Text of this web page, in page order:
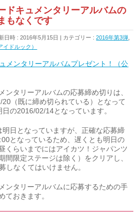
ドキュメンタリーアルバムの
もなくです
日時 : 2016年5月15日 カテゴリー :2016年第3弾
イドルック）
メンタリーアルバムプレゼント！（公
ンタリーアルバムの応募締め切りは、
（既に締め切られている）となって
の2016/02/14となっています。
日となっていますが、正確な応募締
となっているため、遅くとも明日の
くらいまでにはアイカツ！ジャパンツ
間限定ステージは除く）をクリアし、
しなくてはいけません。
ンタリーアルバムに応募するための手
ておきます。